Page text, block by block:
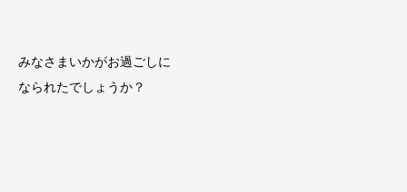
みなさまいかがお過ごしに
なられたでしょうか？